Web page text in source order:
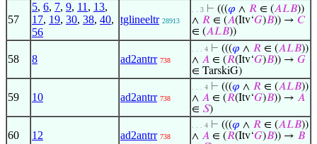
57
5, 6, 7, 9, 11 , 13,
17, 19, 30, 38, 40,
56
tglineeltr 28913
. . 3 ⊢ (((𝜑 ∧ 𝑅 ∈ (𝐴𝐿𝐵))
∧ 𝑅 ∈ (𝐴(Itv‘𝐺)𝐵)) → 𝐶
∈ (𝐴𝐿𝐵))
58 8 ad2antrr 738
. . . 4 ⊢ (((𝜑 ∧ 𝑅 ∈ (𝐴𝐿𝐵))
∧ 𝐴 ∈ (𝑅(Itv‘𝐺)𝐵)) → 𝐺
∈ TarskiG)
59 10 ad2antrr 738
. . . 4 ⊢ (((𝜑 ∧ 𝑅 ∈ (𝐴𝐿𝐵))
∧ 𝐴 ∈ (𝑅(Itv‘𝐺)𝐵)) → 𝐴
∈ 𝑆)
60 12 ad2antrr 738
. . . 4 ⊢ (((𝜑 ∧ 𝑅 ∈ (𝐴𝐿𝐵))
∧ 𝐴 ∈ (𝑅(Itv‘𝐺)𝐵)) → 𝐵